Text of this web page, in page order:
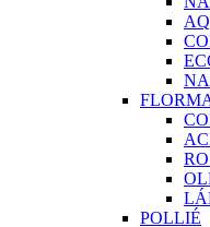
POLLIÉ